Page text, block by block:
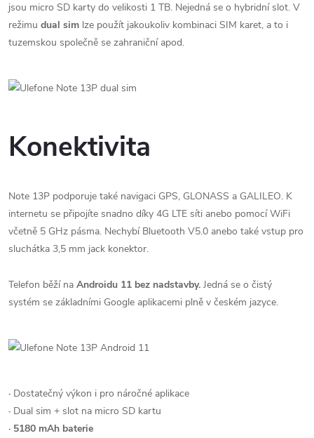
jsou micro SD karty do velikosti 1 TB. Nejedná se o hybridní slot. V
režimu dual sim lze použít jakoukoliv kombinaci SIM karet, a to i
tuzemskou společně se zahraniční apod.
Konektivita
Note 13P podporuje také navigaci GPS, GLONASS a GALILEO. K
internetu se připojíte snadno díky 4G LTE síti anebo pomocí WiFi
včetně 5 GHz pásma. Nechybí Bluetooth V5.0 anebo také vstup pro
sluchátka 3,5 mm jack konektor.
Telefon běží na Androidu 11 bez nadstavby. Jedná se o čistý
systém se základními Google aplikacemi plně v českém jazyce.
· Dostatečný výkon i pro náročné aplikace
· Dual sim + slot na micro SD kartu
· 5180 mAh baterie